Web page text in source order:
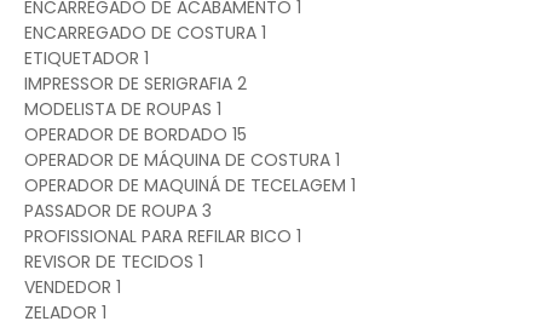
ENCARREGADO DE ACABAMENTO 1
ENCARREGADO DE COSTURA 1
ETIQUETADOR 1
IMPRESSOR DE SERIGRAFIA 2
MODELISTA DE ROUPAS 1
OPERADOR DE BORDADO 15
OPERADOR DE MÁQUINA DE COSTURA 1
OPERADOR DE MAQUINÁ DE TECELAGEM 1
PASSADOR DE ROUPA 3
PROFISSIONAL PARA REFILAR BICO 1
REVISOR DE TECIDOS 1
VENDEDOR 1
ZELADOR 1